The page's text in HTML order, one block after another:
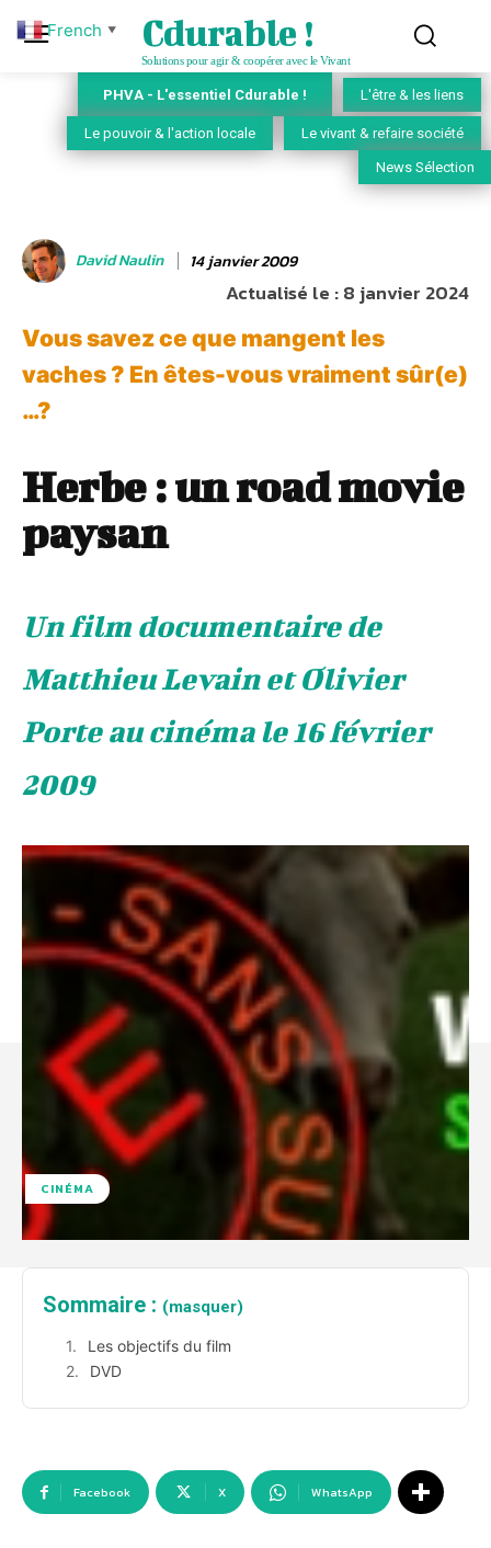
Cdurable !
Solutions pour agir & coopérer avec le Vivant
PHVA - L'essentiel Cdurable ! L'être & les liens
Le pouvoir & l'action locale Le vivant & refaire société
News Sélection
David Naulin 14 janvier 2009
Actualisé le :8 janvier 2024
Vous savez ce que mangent les
vaches ? En êtes-vous vraiment sûr(e)
…?
Herbe : un road movie
paysan
Un film documentaire de
Matthieu Levain et Olivier
Porte au cinéma le 16 février
2009
CINÉMA
Sommaire : (masquer)
Les objectifs du film
DVD
Facebook X WhatsApp
French ▼